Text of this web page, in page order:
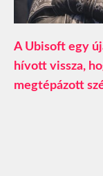
A Ubisoft egy
hívott vissza,
megtépázott